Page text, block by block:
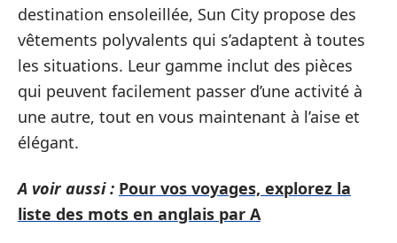
destination ensoleillée, Sun City propose des
vêtements polyvalents qui s’adaptent à toutes
les situations. Leur gamme inclut des pièces
qui peuvent facilement passer d’une activité à
une autre, tout en vous maintenant à l’aise et
élégant.
A voir aussi : Pour vos voyages, explorez la
liste des mots en anglais par A